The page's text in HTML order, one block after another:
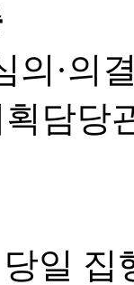
의·의
담당
일 집